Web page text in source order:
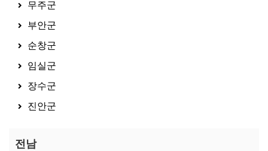
무주군
부안군
순창군
임실군
장수군
진안군
전남